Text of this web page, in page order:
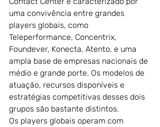
uma convivência entre grandes
players globais, como
Teleperformance, Concentrix,
Foundever, Konecta, Atento, e uma
ampla base de empresas nacionais de
médio e grande porte. Os modelos de
atuação, recursos disponíveis e
estratégias competitivas desses dois
grupos são bastante distintos.
Os players globais operam com